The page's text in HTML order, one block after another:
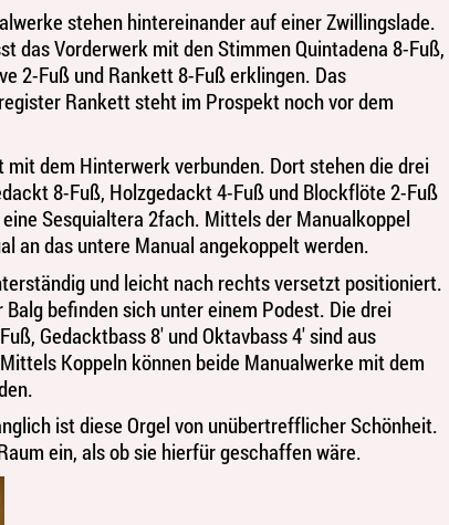
stehen hintereinander auf einer Zwillingslade.
das Vorderwerk mit den Stimmen Quintadena 8-Fuß,
2-Fuß und Rankett 8-Fuß erklingen. Das
Rankett steht im Prospekt noch vor dem
mit dem Hinterwerk verbunden. Dort stehen die drei
8-Fuß, Holzgedackt 4-Fuß und Blockflöte 2-Fuß
Sesquialtera 2fach. Mittels der Manualkoppel
an das untere Manual angekoppelt werden.
und leicht nach rechts versetzt positioniert.
Balg befinden sich unter einem Podest. Die drei
Gedacktbass 8' und Oktavbass 4' sind aus
Koppeln können beide Manualwerke mit dem
ist diese Orgel von unübertrefflicher Schönheit.
ein, als ob sie hierfür geschaffen wäre.